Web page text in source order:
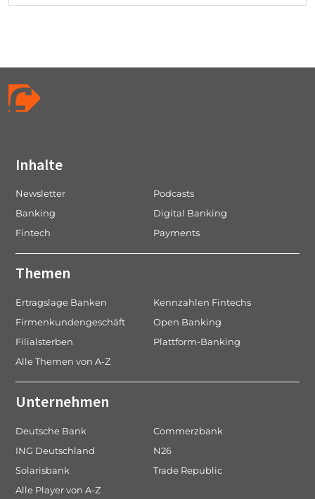
Inhalte
Newsletter
Podcasts
Banking
Digital Banking
Fintech
Payments
Themen
Ertragslage Banken
Kennzahlen Fintechs
Firmenkundengeschäft
Open Banking
Filialsterben
Plattform-Banking
Alle Themen von A-Z
Unternehmen
Deutsche Bank
Commerzbank
ING Deutschland
N26
Solarisbank
Trade Republic
Alle Player von A-Z